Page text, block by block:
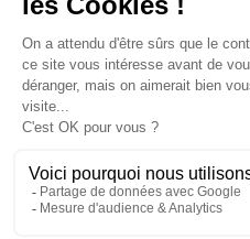
Télécharger le certificat